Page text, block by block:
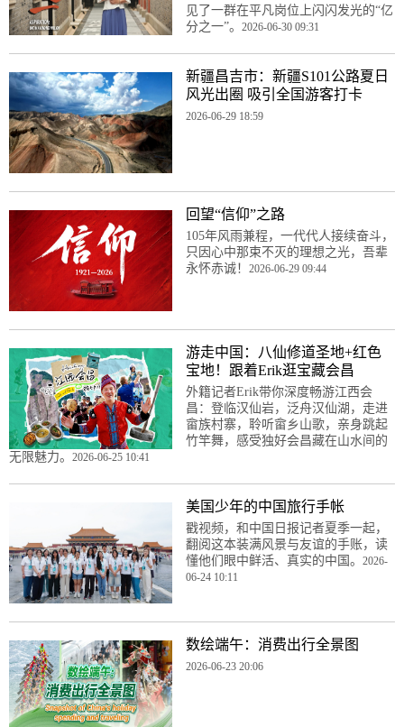
见了一群在平凡岗位上闪闪发光的“亿
分之一”。 2026-06-30 09:31
新疆昌吉市：新疆S101公路夏日
风光出圈 吸引全国游客打卡
2026-06-29 18:59
回望“信仰”之路
105年风雨兼程，一代代人接续奋斗，
只因心中那束不灭的理想之光，吾辈
永怀赤诚！ 2026-06-29 09:44
游走中国：八仙修道圣地+红色
宝地！跟着Erik逛宝藏会昌
外籍记者Erik带你深度畅游江西会
昌：登临汉仙岩，泛舟汉仙湖，走进
畲族村寨，聆听畲乡山歌，亲身跳起
竹竿舞，感受独好会昌藏在山水间的
无限魅力。 2026-06-25 10:41
美国少年的中国旅行手帐
戳视频，和中国日报记者夏季一起，
翻阅这本装满风景与友谊的手账，读
懂他们眼中鲜活、真实的中国。 2026-
06-24 10:11
数绘端午：消费出行全景图
2026-06-23 20:06